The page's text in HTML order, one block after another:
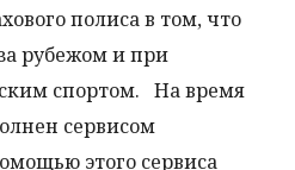
полиса в том, что
рубежом и при
спортом. На время
сервисом
этого сервиса